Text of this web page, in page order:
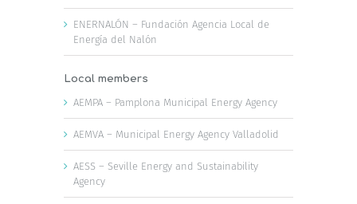
ENERNALÓN – Fundación Agencia Local de
Energía del Nalón
Local members
AEMPA – Pamplona Municipal Energy Agency
AEMVA – Municipal Energy Agency Valladolid
AESS – Seville Energy and Sustainability
Agency